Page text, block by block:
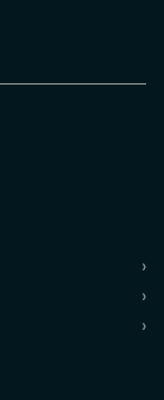
›
›
›